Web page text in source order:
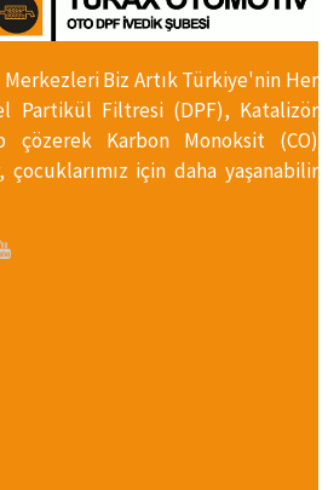
Merkezleri Biz Artık Türkiye'nin Her
Partikül Filtresi (DPF), Katalizör
çözerek Karbon Monoksit (CO)
çocuklarımız için daha yaşanabilir